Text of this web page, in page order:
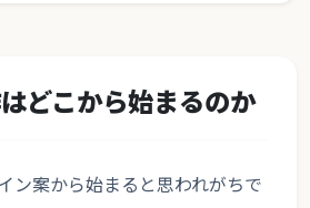
どこから始まるのか
ン案から始まると思われがちで